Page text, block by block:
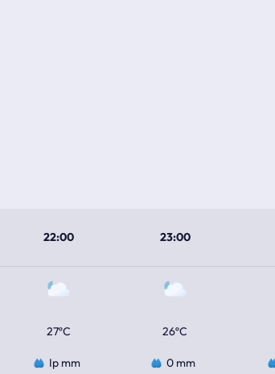
22:00 23:00
27ºC 26ºC
Ip mm 0 mm